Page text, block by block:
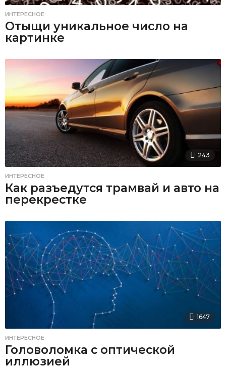
ИНТЕРЕСНОЕ
Отыщи уникальное число на
картинке
243
ИНТЕРЕСНОЕ
Как разъедутся трамвай и авто на
перекрестке
1647
ИНТЕРЕСНОЕ
Головоломка с оптической
иллюзией